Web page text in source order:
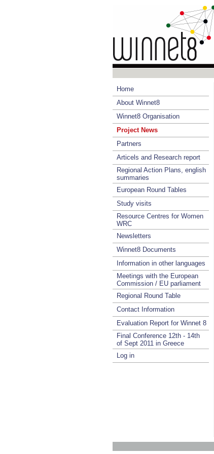
Home
About Winnet8
Winnet8 Organisation
Project News
Partners
Articels and Research report
Regional Action Plans, english
summaries
European Round Tables
Study visits
Resource Centres for Women
WRC
Newsletters
Winnet8 Documents
Information in other languages
Meetings with the European
Commission / EU parliament
Regional Round Table
Contact Information
Evaluation Report for Winnet 8
Final Conference 12th - 14th
of Sept 2011 in Greece
Log in